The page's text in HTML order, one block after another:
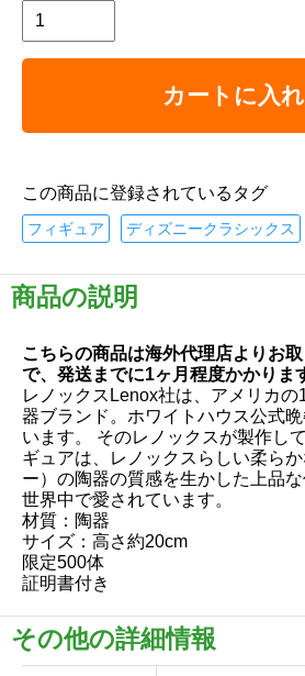
カートに入
この商品に登録されているタグ
フィギュア ディズニークラシックス
商品の説明
こちらの商品は海外代理店よりお
で、発送までに1ヶ月程度かかりま
レノックスLenox社は、アメリカ
器ブランド。ホワイトハウス公式
います。 そのレノックスが製作し
ギュアは、レノックスらしい柔ら
ー）の陶器の質感を生かした上品な
世界中で愛されています。
材質：陶器
サイズ：高さ約20cm
限定500体
証明書付き
その他の詳細情報